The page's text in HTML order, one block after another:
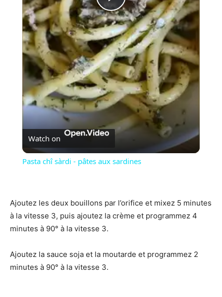
P
l
a
y
V
i
e
o
Watch on
Pasta chî sàrdi - pâtes aux sardines
Ajoutez les deux bouillons par l’orifice et mixez 5 minutes
à la vitesse 3, puis ajoutez la crème et programmez 4
minutes à 90° à la vitesse 3.
Ajoutez la sauce soja et la moutarde et programmez 2
minutes à 90° à la vitesse 3.